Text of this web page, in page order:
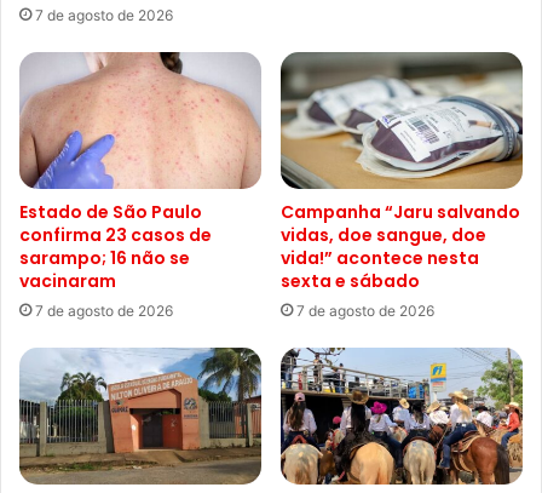
7 de agosto de 2026
Estado de São Paulo
confirma 23 casos de
sarampo; 16 não se
vacinaram
7 de agosto de 2026
Campanha “Jaru salvando
vidas, doe sangue, doe
vida!” acontece nesta
sexta e sábado
7 de agosto de 2026